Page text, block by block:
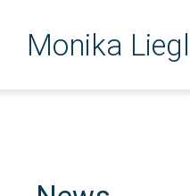
InhaltMonika Liegl